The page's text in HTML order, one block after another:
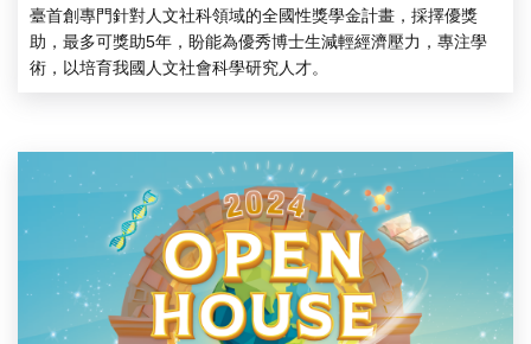
臺首創專門針對人文社科領域的全國性獎學金計畫，採擇優獎
助，最多可獎助5年，盼能為優秀博士生減輕經濟壓力，專注學
術，以培育我國人文社會科學研究人才。